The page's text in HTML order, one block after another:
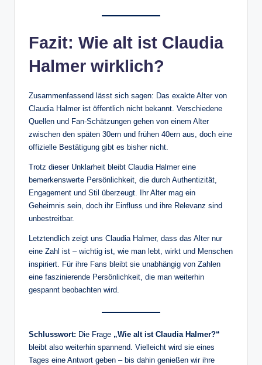
Fazit: Wie alt ist Claudia
Halmer wirklich?
Zusammenfassend lässt sich sagen: Das exakte Alter von
Claudia Halmer ist öffentlich nicht bekannt. Verschiedene
Quellen und Fan-Schätzungen gehen von einem Alter
zwischen den späten 30ern und frühen 40ern aus, doch eine
offizielle Bestätigung gibt es bisher nicht.
Trotz dieser Unklarheit bleibt Claudia Halmer eine
bemerkenswerte Persönlichkeit, die durch Authentizität,
Engagement und Stil überzeugt. Ihr Alter mag ein
Geheimnis sein, doch ihr Einfluss und ihre Relevanz sind
unbestreitbar.
Letztendlich zeigt uns Claudia Halmer, dass das Alter nur
eine Zahl ist – wichtig ist, wie man lebt, wirkt und Menschen
inspiriert. Für ihre Fans bleibt sie unabhängig von Zahlen
eine faszinierende Persönlichkeit, die man weiterhin
gespannt beobachten wird.
Schlusswort: Die Frage „Wie alt ist Claudia Halmer?“
bleibt also weiterhin spannend. Vielleicht wird sie eines
Tages eine Antwort geben – bis dahin genießen wir ihre